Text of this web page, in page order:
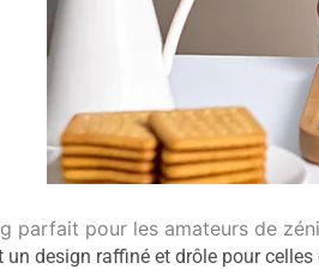
parfait pour les amateurs de
un design raffiné et drôle pour